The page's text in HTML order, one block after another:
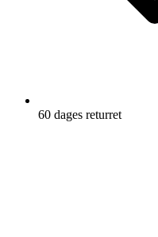
60 dages returret